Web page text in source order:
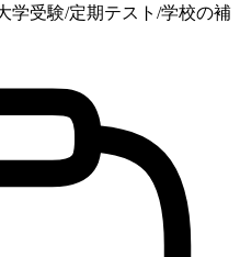
学受験/定期テスト/学校の補